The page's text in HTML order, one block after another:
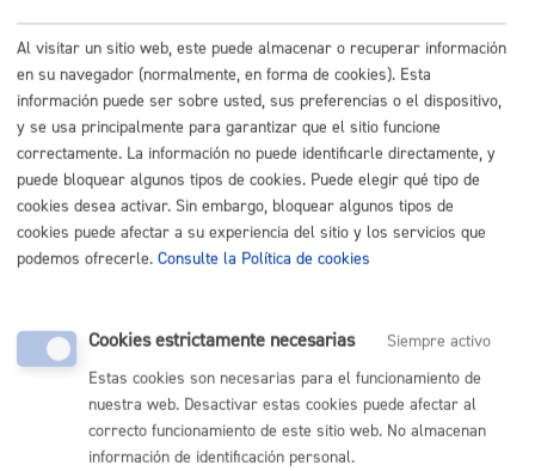
Listado completo de Trámites
Busco subvenciones o ayudas
Subvención a la creación de comunidades de energías
renovables o de ayuda en inversiones de instalaciones
fotovolaticas a las comunidades ya constituidas y a las
comunidades de propietarios
* Online con certificado
ONLINE
PRESENCIAL
TELÉFONO
MÁQUINA
Al visitar un sitio web, este puede almacenar o recuperar información
en su navegador (normalmente, en forma de cookies). Esta
información puede ser sobre usted, sus preferencias o el dispositivo,
y se usa principalmente para garantizar que el sitio funcione
correctamente. La información no puede identificarle directamente, y
puede bloquear algunos tipos de cookies. Puede elegir qué tipo de
cookies desea activar. Sin embargo, bloquear algunos tipos de
cookies puede afectar a su experiencia del sitio y los servicios que
podemos ofrecerle. Consulte la Política de cookies
Cookies estrictamente necesarias
Siempre activo
Estas cookies son necesarias para el funcionamiento de
nuestra web. Desactivar estas cookies puede afectar al
correcto funcionamiento de este sitio web. No almacenan
información de identificación personal.